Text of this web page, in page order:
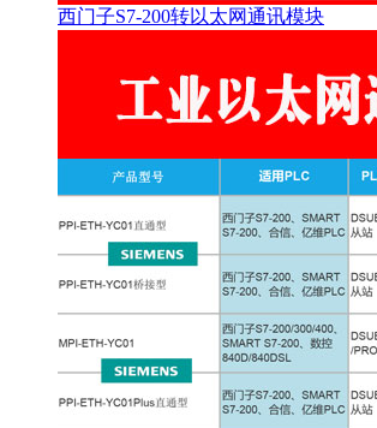
西门子S7-200转以太网通讯模块